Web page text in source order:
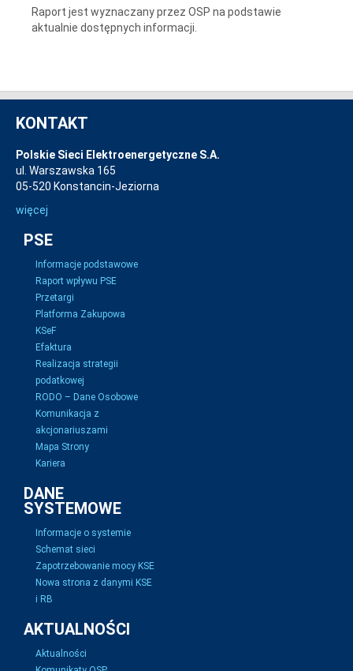
Raport jest wyznaczany przez OSP na podstawie
aktualnie dostępnych informacji.
KONTAKT
Polskie Sieci Elektroenergetyczne S.A.
ul. Warszawska 165
05-520 Konstancin-Jeziorna
więcej
PSE
Informacje podstawowe
Raport wpływu PSE
Przetargi
Platforma Zakupowa
KSeF
Efaktura
Realizacja strategii
podatkowej
RODO – Dane Osobowe
Komunikacja z
akcjonariuszami
Mapa Strony
Kariera
DANE
SYSTEMOWE
Informacje o systemie
Schemat sieci
Zapotrzebowanie mocy KSE
Nowa strona z danymi KSE
i RB
AKTUALNOŚCI
Aktualności